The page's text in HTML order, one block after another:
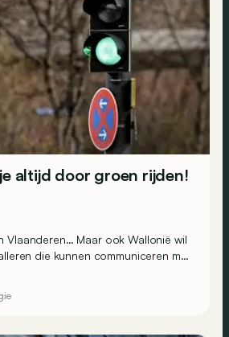
altijd door groen rijden!
Vlaanderen… Maar ook Wallonië wil
die kunnen communiceren met